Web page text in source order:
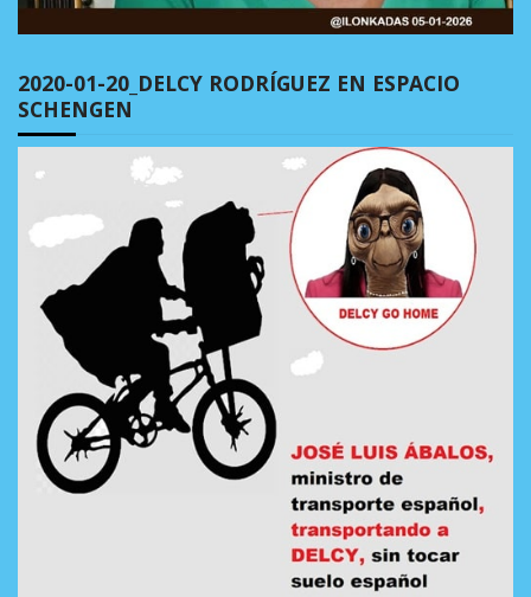
2020-01-20_DELCY RODRÍGUEZ EN ESPACIO
SCHENGEN